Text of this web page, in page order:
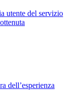
utente del servizio
dell’esperienza